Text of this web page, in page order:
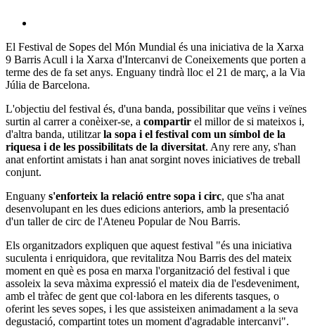
El Festival de Sopes del Món Mundial és una iniciativa de la Xarxa
9 Barris Acull i la Xarxa d'Intercanvi de Coneixements que porten a
terme des de fa set anys. Enguany tindrà lloc el 21 de març, a la Via
Júlia de Barcelona.
L'objectiu del festival és, d'una banda, possibilitar que veïns i veïnes
surtin al carrer a conèixer-se, a compartir el millor de si mateixos i,
d'altra banda, utilitzarla sopa i el festival com un símbol de la
riquesa i de les possibilitats de la diversitat. Any rere any, s'han
anat enfortint amistats i han anat sorgint noves iniciatives de treball
conjunt.
Enguany s'enforteix la relació entre sopa i circ, que s'ha anat
desenvolupant en les dues edicions anteriors, amb la presentació
d'un taller de circ de l'Ateneu Popular de Nou Barris.
Els organitzadors expliquen que aquest festival "és una iniciativa
suculenta i enriquidora, que revitalitza Nou Barris des del mateix
moment en què es posa en marxa l'organització del festival i que
assoleix la seva màxima expressió el mateix dia de l'esdeveniment,
amb el tràfec de gent que col·labora en les diferents tasques, o
oferint les seves sopes, i les que assisteixen animadament a la seva
degustació, compartint totes un moment d'agradable intercanvi".